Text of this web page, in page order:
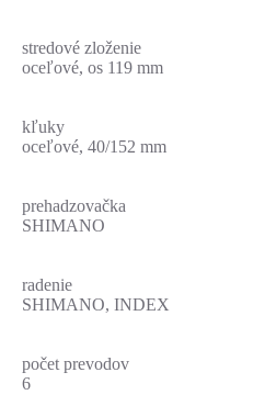
stredové zloženie
oceľové, os 119 mm
kľuky
oceľové, 40/152 mm
prehadzovačka
SHIMANO
radenie
SHIMANO, INDEX
počet prevodov
6